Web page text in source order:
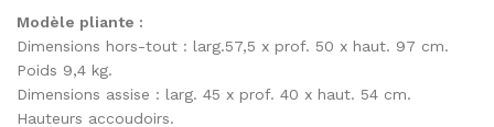
Modèle pliante :
Dimensions hors-tout : larg.57,5 x prof. 50 x haut. 97 cm.
Poids 9,4 kg.
Dimensions assise : larg. 45 x prof. 40 x haut. 54 cm.
Hauteurs accoudoirs.